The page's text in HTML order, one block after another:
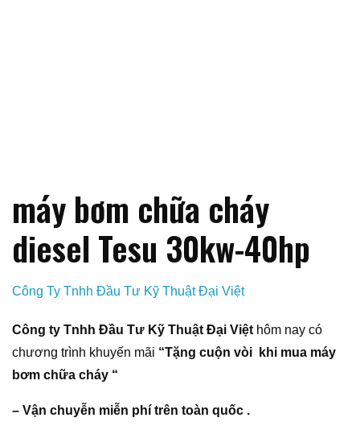
máy bơm chữa cháy
diesel Tesu 30kw-40hp
Công Ty Tnhh Đầu Tư Kỹ Thuật Đại Việt
Công ty Tnhh Đầu Tư Kỹ Thuật Đại Việt hôm nay có
chương trình khuyến mãi “Tặng cuộn vòi khi mua máy
bơm chữa cháy “
– Vận chuyễn miễn phí trên toàn quốc .